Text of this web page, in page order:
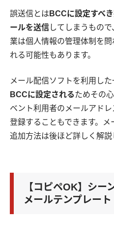
誤送信とは BCCに設定すべ
ールを送信してしまうもの
業は個人情報の管理体制を
れる可能性もあります。
メール配信ソフトを利用した
BCCに設定されるためその
ベント利用者のメールアド
登録することもできます。
追加方法は後ほど詳しく解説
【コピペOK】シー
メールテンプレート